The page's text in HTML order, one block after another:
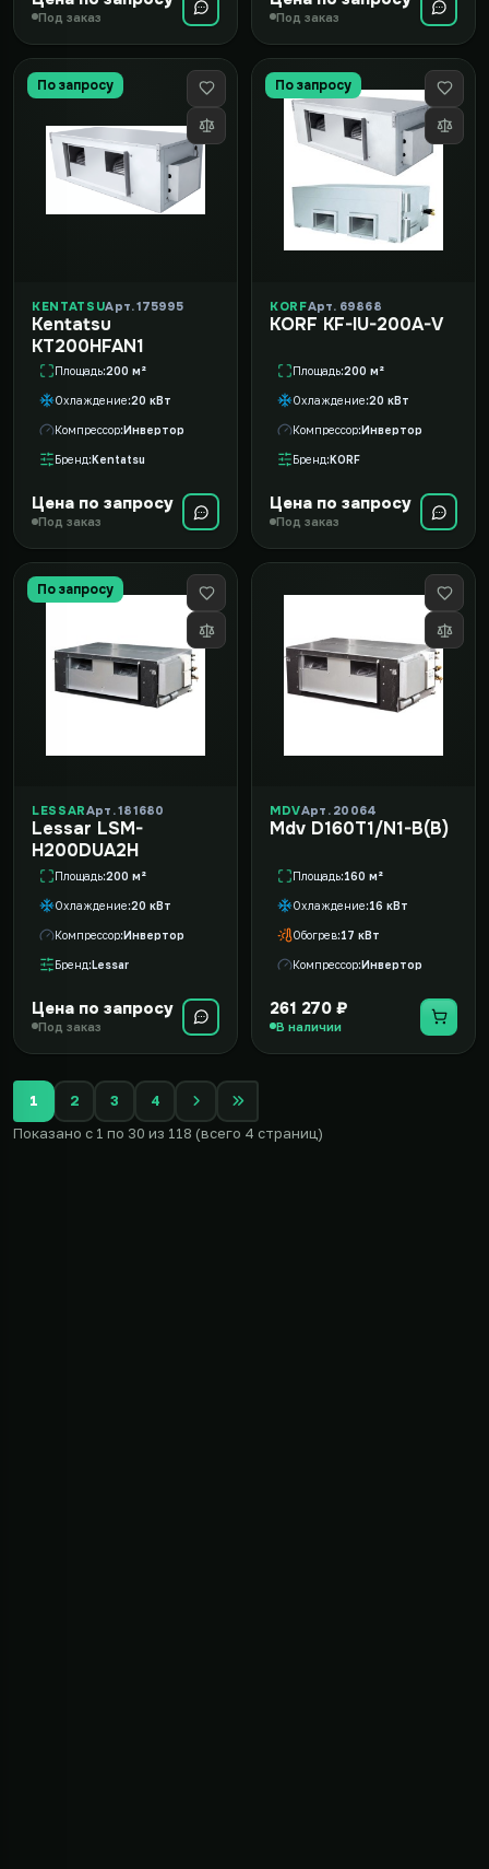
Под заказ Под заказ
По запросу
KENTATSUАрт. 175995
Kentatsu
KT200HFAN1
Площадь 200 м²
Охлаждение 20 кВт
Компрессор Инвертор
Бренд Kentatsu
Цена по запросу
Под заказ
По запросу
KORFАрт. 69868
KORF KF-IU-200A-V
Площадь 200 м²
Охлаждение 20 кВт
Компрессор Инвертор
Бренд KORF
Цена по запросу
Под заказ
По запросу
LESSARАрт. 181680
Lessar LSM-
H200DUA2H
Площадь 200 м²
Охлаждение 20 кВт
Компрессор Инвертор
Бренд Lessar
Цена по запросу
Под заказ
MDVАрт. 20064
Mdv D160T1/N1-B(B)
Площадь 160 м²
Охлаждение 16 кВт
Обогрев 17 кВт
Компрессор Инвертор
261 270 ₽
В наличии
1 2 3
4
Показано с 1 по 30 из 118 (всего 4 страниц)